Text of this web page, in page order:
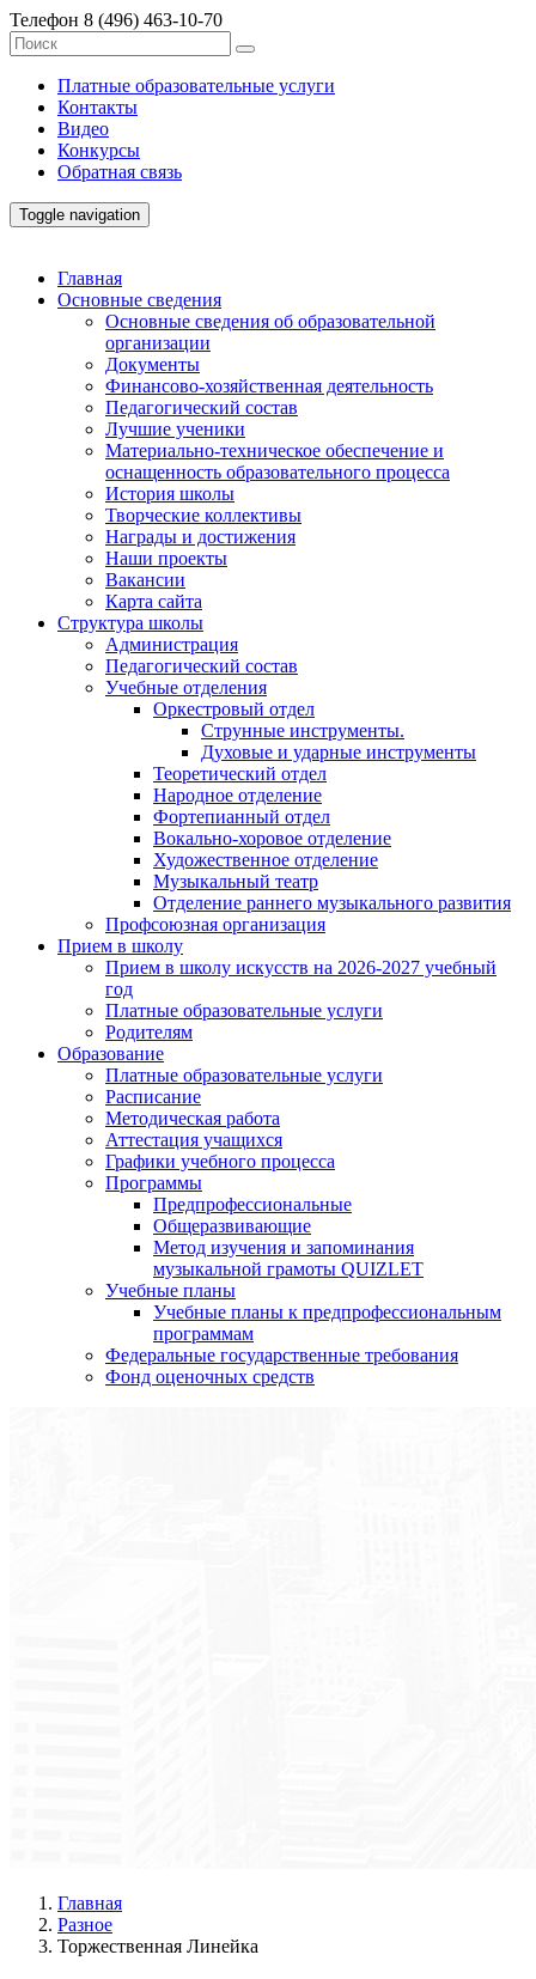
Телефон 8 (496) 463-10-70
Платные образовательные услуги
Контакты
Видео
Конкурсы
Обратная связь
Toggle navigation
Главная
Основные сведения
Основные сведения об образовательной
организации
Документы
Финансово-хозяйственная деятельность
Педагогический состав
Лучшие ученики
Материально-техническое обеспечение и
оснащенность образовательного процесса
История школы
Творческие коллективы
Награды и достижения
Наши проекты
Вакансии
Карта сайта
Структура школы
Администрация
Педагогический состав
Учебные отделения
Оркестровый отдел
Струнные инструменты.
Духовые и ударные инструменты
Теоретический отдел
Народное отделение
Фортепианный отдел
Вокально-хоровое отделение
Художественное отделение
Музыкальный театр
Отделение раннего музыкального развития
Профсоюзная организация
Прием в школу
Прием в школу искусств на 2026-2027 учебный
год
Платные образовательные услуги
Родителям
Образование
Платные образовательные услуги
Расписание
Методическая работа
Аттестация учащихся
Графики учебного процесса
Программы
Предпрофессиональные
Общеразвивающие
Метод изучения и запоминания
музыкальной грамоты QUIZLET
Учебные планы
Учебные планы к предпрофессиональным
программам
Федеральные государственные требования
Фонд оценочных средств
Главная
Разное
Торжественная Линейка